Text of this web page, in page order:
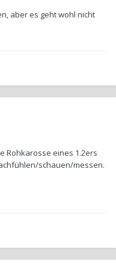
aber es geht wohl nicht
Rohkarosse eines 1.2ers
schauen/messen.